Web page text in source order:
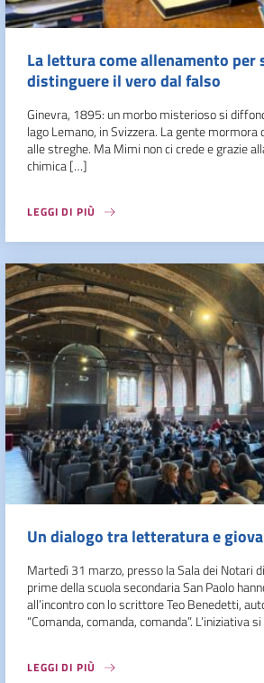
La lettura come allenamento per
distinguere il vero dal falso
Ginevra, 1895: un morbo misterioso si
lago Lemano, in Svizzera. La gente mormora
alle streghe. Ma Mimi non ci crede e grazie
chimica […]
LEGGI DI PIÙ
Un dialogo tra letteratura e
Martedì 31 marzo, presso la Sala dei Notari
prime della scuola secondaria San Paolo
all’incontro con lo scrittore Teo Benedetti,
“Comanda, comanda, comanda”. L’iniziativa
LEGGI DI PIÙ